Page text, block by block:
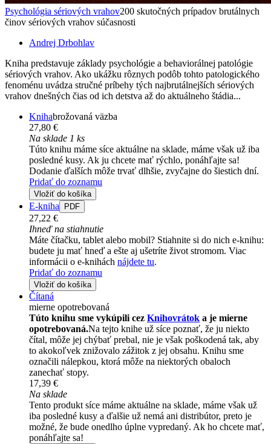
Psychológia sériových vrahov200 skutočných prípadov brutálnych
činov sériových vrahov súčasnosti
Andrej Drbohlav
Kniha predstavuje základy psychológie a behaviorálnej patológie
sériových vrahov. Ako ukážku rôznych podôb tohto patologického
fenoménu uvádza stručné príbehy tých najbrutálnejších sériových
vrahov dnešných čias od ich detstva až do aktuálneho štádia...
Knihabrožovaná väzba
27,80 €
Na sklade 1 ks
Túto knihu máme síce aktuálne na sklade, máme však už iba
posledné kusy. Ak ju chcete mať rýchlo, ponáhľajte sa!
Dodanie ďalších môže trvať dlhšie, zvyčajne do šiestich dní.
Pridať do zoznamu
Vložiť do košíka
E-kniha PDF
27,22 €
Ihneď na stiahnutie
Máte čítačku, tablet alebo mobil? Stiahnite si do nich e-knihu:
budete ju mať hneď a ešte aj ušetríte život stromom. Viac
informácii o e-knihách nájdete tu.
Pridať do zoznamu
Vložiť do košíka
Čítaná
mierne opotrebovaná
Túto knihu sme vykúpili cez Knihovrátok a je mierne
opotrebovaná.Na tejto knihe už síce poznať, že ju niekto
čítal, môže jej chýbať prebal, nie je však poškodená tak, aby
to akokoľvek znižovalo zážitok z jej obsahu. Knihu sme
označili nálepkou, ktorá môže na niektorých obaloch
zanechať stopy.
17,39 €
Na sklade
Tento produkt síce máme aktuálne na sklade, máme však už
iba posledné kusy a ďalšie už nemá ani distribútor, preto je
možné, že bude onedlho úplne vypredaný. Ak ho chcete mať,
ponáhľajte sa!